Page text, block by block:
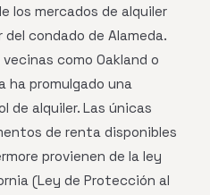
los mercados de alquiler
condado de Alameda.
como Oakland o
ha promulgado una
de alquiler. Las únicas
de renta disponibles
provienen de la ley
(Ley de Protección al